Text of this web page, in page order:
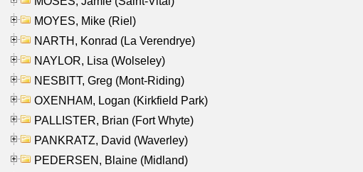
MOYES, Mike (Riel)
NARTH, Konrad (La Verendrye)
NAYLOR, Lisa (Wolseley)
NESBITT, Greg (Mont-Riding)
OXENHAM, Logan (Kirkfield Park)
PALLISTER, Brian (Fort Whyte)
PANKRATZ, David (Waverley)
PEDERSEN, Blaine (Midland)